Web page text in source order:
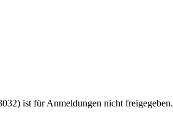
ist für Anmeldungen nicht freigegeben.